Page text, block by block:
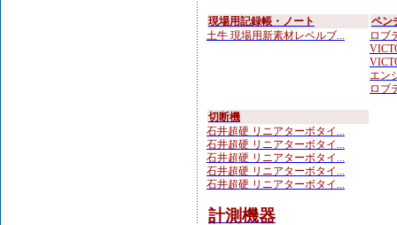
現場用記録帳・ノート
土牛 現場用新素材レベルブ...
ペン
ロブ
エン
ロブ
切断機
石井超硬 リニアターボタイ...
石井超硬 リニアターボタイ...
石井超硬 リニアターボタイ...
石井超硬 リニアターボタイ...
石井超硬 リニアターボタイ...
計測機器